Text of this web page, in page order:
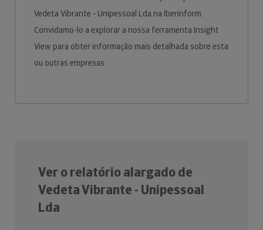
Vedeta Vibrante - Unipessoal Lda na Iberinform.
Convidamo-lo a explorar a nossa ferramenta Insight
View para obter informação mais detalhada sobre esta
ou outras empresas.
Ver o relatório alargado de
Vedeta Vibrante - Unipessoal
Lda